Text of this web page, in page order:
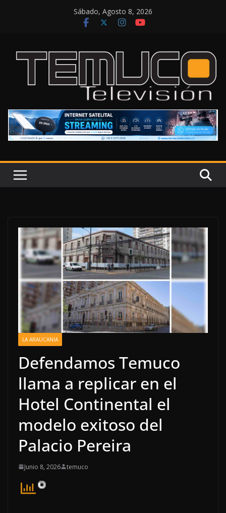
Sábado, Agosto 8, 2026
LA ARAUCANIA
Defendamos Temuco
llama a replicar en el
Hotel Continental el
modelo exitoso del
Palacio Pereira
Junio 8, 2026 temuco